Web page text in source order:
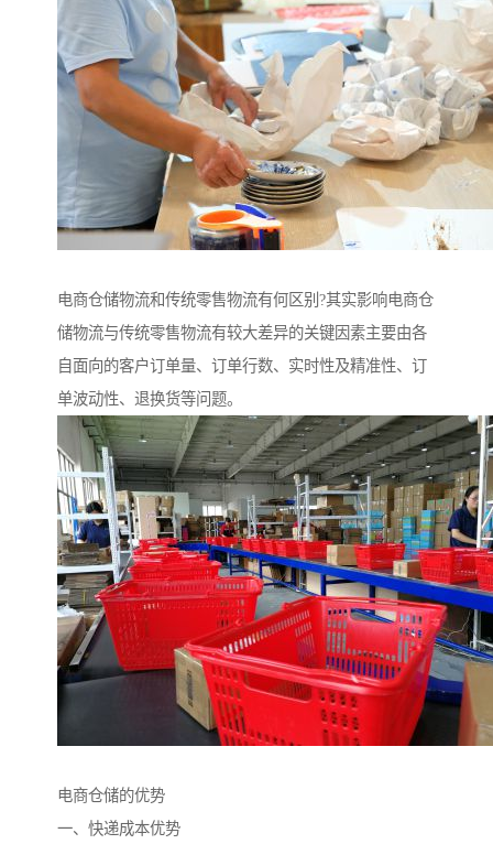
电商仓储物流和传统零售物流有何区别?其实影响电商仓
储物流与传统零售物流有较大差异的关键因素主要由各
自面向的客户订单量、订单行数、实时性及精准性、订
单波动性、退换货等问题。
电商仓储的优势
一、快递成本优势